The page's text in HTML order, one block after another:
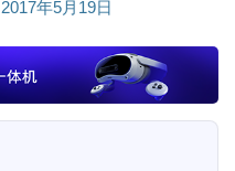
2017年5月19日